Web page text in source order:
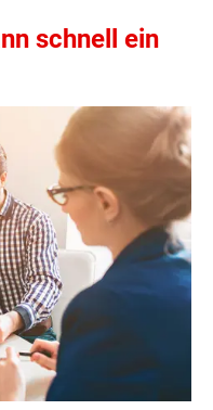
schnell ein